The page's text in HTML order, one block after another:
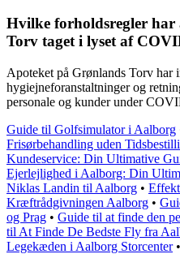
Hvilke forholdsregler har
Torv taget i lyset af
Apoteket på Grønlands Torv har
hygiejneforanstaltninger og
personale og kunder under
Guide til Golfsimulator i Aalborg
Frisørbehandling uden
Kundeservice: Din Ultimative
Ejerlejlighed i Aalborg: Din
Niklas Landin til Aalborg •
Kræftrådgivningen Aalborg •
og Prag • Guide til at finde den
til At Finde De Bedste Fly fra
Legekæden i Aalborg Storcenter•